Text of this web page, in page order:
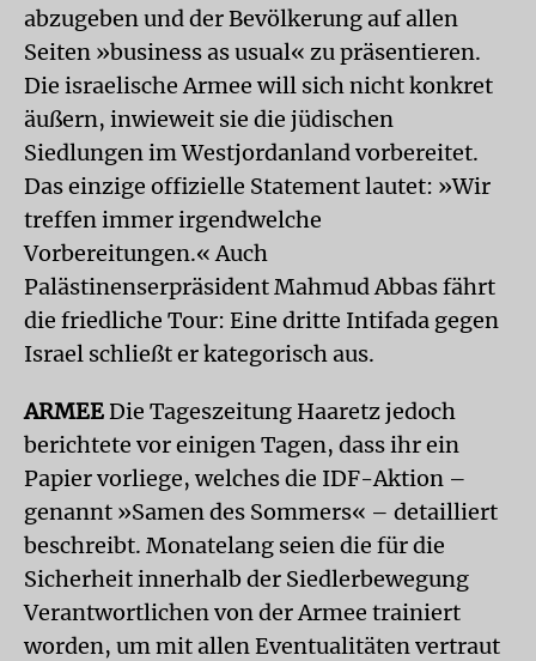
abzugeben und der Bevölkerung auf allen
Seiten »business as usual« zu präsentieren.
Die israelische Armee will sich nicht konkret
äußern, inwieweit sie die jüdischen
Siedlungen im Westjordanland vorbereitet.
Das einzige offizielle Statement lautet: »Wir
treffen immer irgendwelche
Vorbereitungen.« Auch
Palästinenserpräsident Mahmud Abbas fährt
die friedliche Tour: Eine dritte Intifada gegen
Israel schließt er kategorisch aus.
ARMEEDie Tageszeitung Haaretz jedoch
berichtete vor einigen Tagen, dass ihr ein
Papier vorliege, welches die IDF-Aktion –
genannt »Samen des Sommers« – detailliert
beschreibt. Monatelang seien die für die
Sicherheit innerhalb der Siedlerbewegung
Verantwortlichen von der Armee trainiert
worden, um mit allen Eventualitäten vertraut